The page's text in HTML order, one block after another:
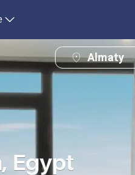
Almaty
Egypt